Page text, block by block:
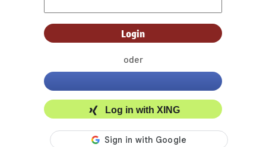
oder
Log in with XING